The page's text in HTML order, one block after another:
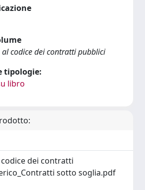
codice dei contratti pubblici
tipologie:
libro
dei contratti
sotto soglia.pdf